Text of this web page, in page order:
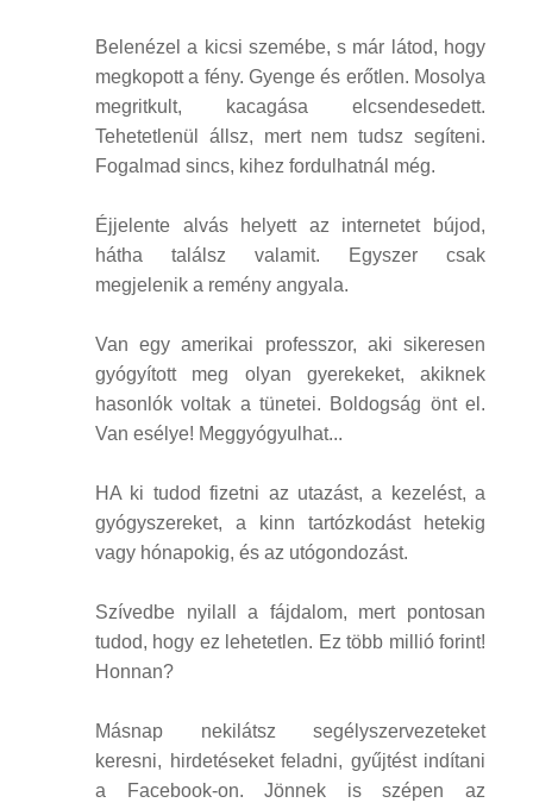
Belenézel a kicsi szemébe, s már látod, hogy
megkopott a fény. Gyenge és erőtlen. Mosolya
megritkult, kacagása elcsendesedett.
Tehetetlenül állsz, mert nem tudsz segíteni.
Fogalmad sincs, kihez fordulhatnál még.
Éjjelente alvás helyett az internetet bújod,
hátha találsz valamit. Egyszer csak
megjelenik a remény angyala.
Van egy amerikai professzor, aki sikeresen
gyógyított meg olyan gyerekeket, akiknek
hasonlók voltak a tünetei. Boldogság önt el.
Van esélye! Meggyógyulhat...
HA ki tudod fizetni az utazást, a kezelést, a
gyógyszereket, a kinn tartózkodást hetekig
vagy hónapokig, és az utógondozást.
Szívedbe nyilall a fájdalom, mert pontosan
tudod, hogy ez lehetetlen. Ez több millió forint!
Honnan?
Másnap nekilátsz segélyszervezeteket
keresni, hirdetéseket feladni, gyűjtést indítani
a Facebook-on. Jönnek is szépen az